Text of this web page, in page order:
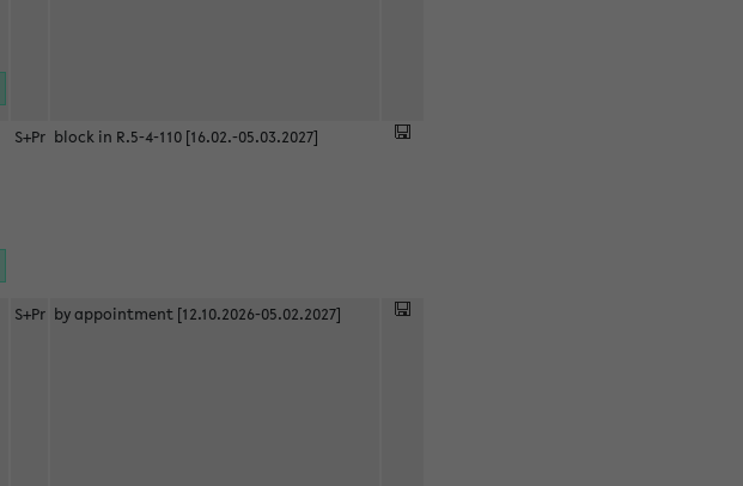
S+Pr block in R.5-4-110 [16.02.-05.03.2027]
S+Pr by appointment [12.10.2026-05.02.2027]